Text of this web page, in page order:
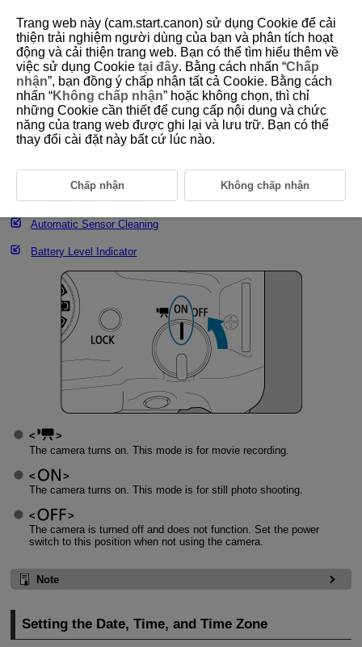
D180-018
Turning on the Power
Setting the Date, Time, and Time Zone
Changing the Interface Language
Automatic Sensor Cleaning
Battery Level Indicator
The camera turns on. This mode is for movie recording.
The camera turns on. This mode is for still photo shooting.
The camera is turned off and does not function. Set the power
switch to this position when not using the camera.
Note
Setting the Date, Time, and Time Zone
Trang web này (cam.start.canon) sử dụng Cookie để cải
thiện trải nghiệm người dùng của bạn và phân tích hoạt
động và cải thiện trang web. Bạn có thể tìm hiểu thêm về
việc sử dụng Cookie tại đây. Bằng cách nhấn “Chấp
nhận”, bạn đồng ý chấp nhận tất cả Cookie. Bằng cách
nhấn “Không chấp nhận” hoặc không chọn, thì chỉ
những Cookie cần thiết để cung cấp nội dung và chức
năng của trang web được ghi lại và lưu trữ. Bạn có thể
thay đổi cài đặt này bất cứ lúc nào.
Chấp nhận Không chấp nhận